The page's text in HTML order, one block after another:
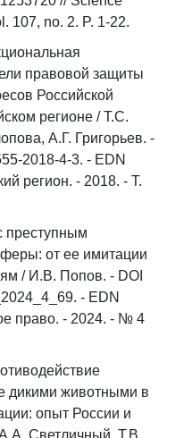
107, no. 2. P. 1-22.
правовой защиты
Российской
регионе / Т.С.
А.Г. Григорьев. -
2018-4-3. - EDN
регион. - 2018. - Т.
преступным
от ее имитации
/ И.В. Попов. - DOI
- EDN
право. - 2024. - № 4
дикими животными в
опыт России и
Светличный, Т.В.